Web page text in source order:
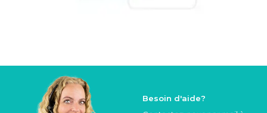
Besoin d'aide?